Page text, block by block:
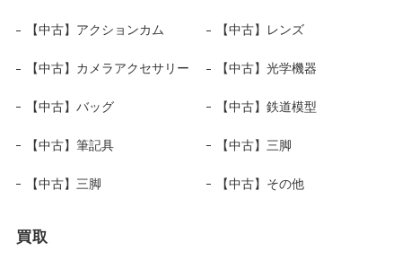
【中古】アクションカム 【中古】レンズ
【中古】カメラアクセサリー 【中古】光学機器
【中古】バッグ 【中古】鉄道模型
【中古】筆記具 【中古】三脚
【中古】三脚 【中古】その他
買取